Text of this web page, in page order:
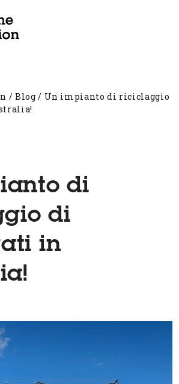
/Blog / Un impianto di riciclaggio
di
di
in